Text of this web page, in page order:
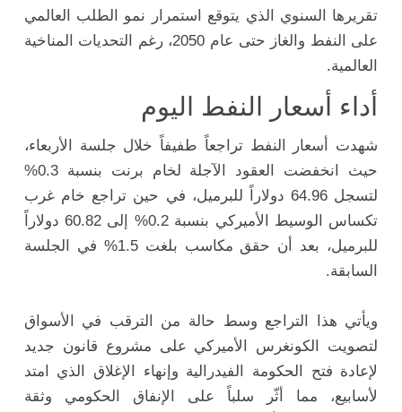
تقريرها السنوي الذي يتوقع استمرار نمو الطلب العالمي
على النفط والغاز حتى عام 2050، رغم التحديات المناخية
العالمية.
أداء أسعار النفط اليوم
شهدت أسعار النفط تراجعاً طفيفاً خلال جلسة الأربعاء،
حيث انخفضت العقود الآجلة لخام برنت بنسبة 0.3%
لتسجل 64.96 دولاراً للبرميل، في حين تراجع خام غرب
تكساس الوسيط الأميركي بنسبة 0.2% إلى 60.82 دولاراً
للبرميل، بعد أن حقق مكاسب بلغت 1.5% في الجلسة
السابقة.
ويأتي هذا التراجع وسط حالة من الترقب في الأسواق
لتصويت الكونغرس الأميركي على مشروع قانون جديد
لإعادة فتح الحكومة الفيدرالية وإنهاء الإغلاق الذي امتد
لأسابيع، مما أثّر سلباً على الإنفاق الحكومي وثقة